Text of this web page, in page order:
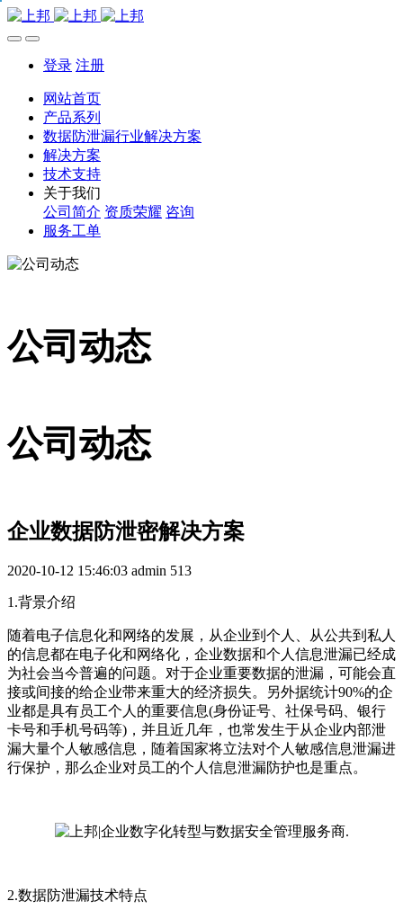
登录 注册
网站首页
产品系列
数据防泄漏行业解决方案
解决方案
技术支持
关于我们
公司简介 资质荣耀 咨询
服务工单
公司动态
公司动态
企业数据防泄密解决方案
2020-10-12 15:46:03 admin 513
1.背景介绍
随着电子信息化和网络的发展，从企业到个人、从公共到私人
的信息都在电子化和网络化，企业数据和个人信息泄漏已经成
为社会当今普遍的问题。对于企业重要数据的泄漏，可能会直
接或间接的给企业带来重大的经济损失。另外据统计90%的企
业都是具有员工个人的重要信息(身份证号、社保号码、银行
卡号和手机号码等)，并且近几年，也常发生于从企业内部泄
漏大量个人敏感信息，随着国家将立法对个人敏感信息泄漏进
行保护，那么企业对员工的个人信息泄漏防护也是重点。
2.数据防泄漏技术特点